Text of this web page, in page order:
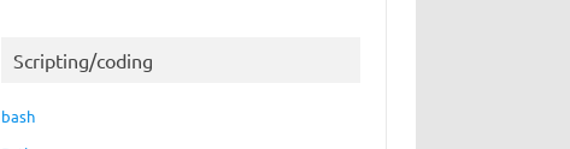
Scripting/coding
bash